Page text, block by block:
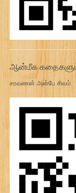
ஆன்மீக கதைகளும்
சரவணன் அன்பே சிவம்